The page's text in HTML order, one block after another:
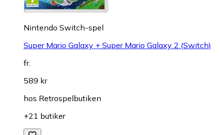
Nintendo Switch-spel
Super Mario Galaxy + Super Mario Galaxy 2 (Switch)
fr.
589 kr
hos Retrospelbutiken
+21 butiker